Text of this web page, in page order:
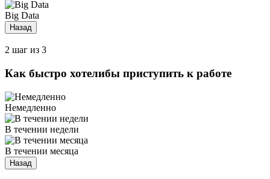
Big Data
Назад
2 шаг из 3
Как быстро хотелибы приступить к работе
Немедленно
В течении недели
В течении месяца
Назад